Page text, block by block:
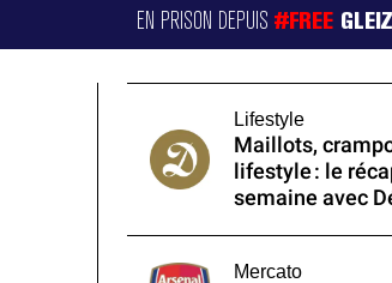
EN PRISON DEPUIS#FREE
Lifestyle
Maillots,
lifestyle : le
semaine avec
Mercato